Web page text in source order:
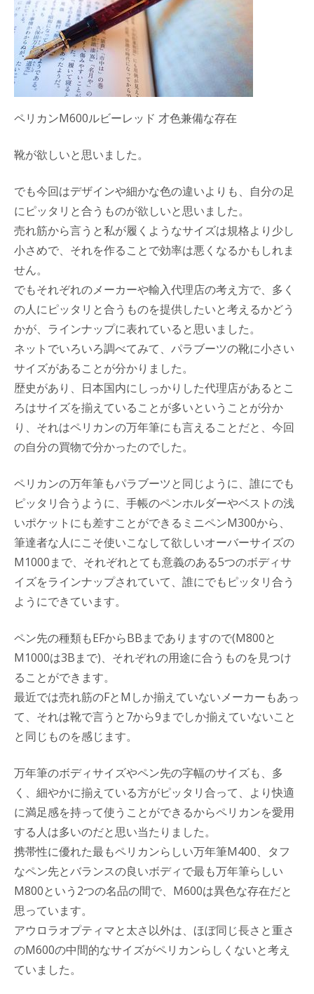
ペリカンM600ルビーレッド 才色兼備な存在
靴が欲しいと思いました。
でも今回はデザインや細かな色の違いよりも、自分の足
にピッタリと合うものが欲しいと思いました。
売れ筋から言うと私が履くようなサイズは規格より少し
小さめで、それを作ることで効率は悪くなるかもしれま
せん。
でもそれぞれのメーカーや輸入代理店の考え方で、多く
の人にピッタリと合うものを提供したいと考えるかどう
かが、ラインナップに表れていると思いました。
ネットでいろいろ調べてみて、パラブーツの靴に小さい
サイズがあることが分かりました。
歴史があり、日本国内にしっかりした代理店があるとこ
ろはサイズを揃えていることが多いということが分か
り、それはペリカンの万年筆にも言えることだと、今回
の自分の買物で分かったのでした。
ペリカンの万年筆もパラブーツと同じように、誰にでも
ピッタリ合うように、手帳のペンホルダーやベストの浅
いポケットにも差すことができるミニペンM300から、
筆達者な人にこそ使いこなして欲しいオーバーサイズの
M1000まで、それぞれとても意義のある5つのボディサ
イズをラインナップされていて、誰にでもピッタリ合う
ようにできています。
ペン先の種類もEFからBBまでありますので(M800と
M1000は3Bまで)、それぞれの用途に合うものを見つけ
ることができます。
最近では売れ筋のFとMしか揃えていないメーカーもあっ
て、それは靴で言うと7から9までしか揃えていないこと
と同じものを感じます。
万年筆のボディサイズやペン先の字幅のサイズも、多
く、細やかに揃えている方がピッタリ合って、より快適
に満足感を持って使うことができるからペリカンを愛用
する人は多いのだと思い当たりました。
携帯性に優れた最もペリカンらしい万年筆M400、タフ
なペン先とバランスの良いボディで最も万年筆らしい
M800という2つの名品の間で、M600は異色な存在だと
思っています。
アウロラオプティマと太さ以外は、ほぼ同じ長さと重さ
のM600の中間的なサイズがペリカンらしくないと考え
ていました。